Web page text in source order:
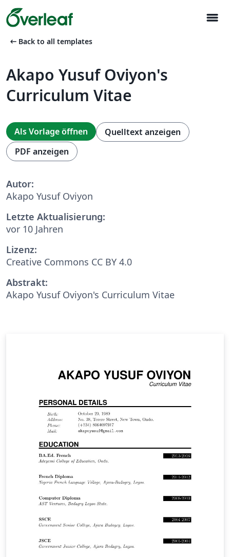
menu
arrow_left_alt Back to all templates
Akapo Yusuf Oviyon's
Curriculum Vitae
Als Vorlage öffnen
Quelltext anzeigen
PDF anzeigen
Autor:
Akapo Yusuf Oviyon
Letzte Aktualisierung:
vor 10 Jahren
Lizenz:
Creative Commons CC BY 4.0
Abstrakt:
Akapo Yusuf Oviyon's Curriculum Vitae